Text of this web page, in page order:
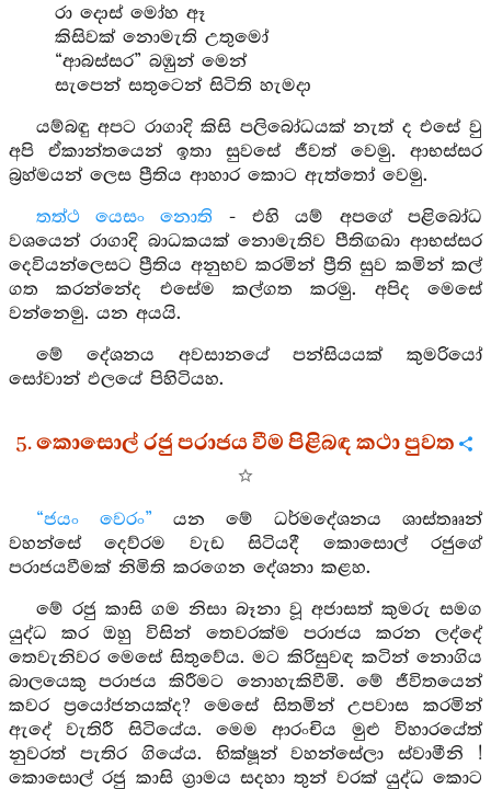
රා දොස් මෝහ ඈ
කිසිවක් නොමැති උතුමෝ
“ආබස්සර” බඹුන් මෙන්
සැපෙන් සතුටෙන් සිටිති හැමදා
යම්බඳු අපට රාගාදි කිසි පලිබෝධයක් නැත් ද එසේ වු
අපි ඒකාන්තයෙන් ඉතා සුවසේ ජීවත් වෙමු. ආභස්සර
බ්‍රහ්මයන් ලෙස ප්‍රීතිය ආහාර කොට ඇත්තෝ වෙමු.
තත්ථ යෙසං නොති - එහි යම් අපගේ පළිබෝධ
වශයෙන් රාගාදි බාධකයක් නොමැතිව පීතිඟඛා ආභස්සර
දෙවියන්ලෙසට ප්‍රීතිය අනුභව කරමින් ප්‍රීති සුව කමින් කල්
ගත කරන්නේද එසේම කල්ගත කරමු. අපිද මෙසේ
වන්නෙමු. යන අයයි.
මේ දේශනය අවසානයේ පන්සියයක් කුමරියෝ
සෝවාන් ඵලයේ පිහිටියහ.
5. කොසොල් රජු පරාජය වීම පිළිබඳ කථා පුවත
“ජයං වෙරං” යන මේ ධර්මදේශනය ශාස්තෲන්
වහන්සේ දෙව්රම වැඩ සිටියදී කොසොල් රජුගේ
පරාජයවීමක් නිමිති කරගෙන දේශනා කළහ.
මේ රජු කාසි ගම නිසා බෑනා වූ අජාසත් කුමරු සමග
යුද්ධ කර ඔහු විසින් තෙවරක්ම පරාජය කරන ලද්දේ
තෙවැනිවර මෙසේ සිතුවේය. මට කිරිසුවඳ කටින් නොගිය
බාලයෙකු පරාජය කිරීමට නොහැකිවීමි. මේ ජීවිතයෙන්
කවර ප්‍රයෝජනයක්ද? මෙසේ සිතමින් උපවාස කරමින්
ඇදේ වැතිරී සිටියේය. මෙම ආරංචිය මුළු විහාරයේත්
නුවරත් පැතිර ගියේය. භික්ෂූන් වහන්සේලා ස්වාමීනි !
කොසොල් රජු කාසි ග්‍රාමය සදහා තුන් වරක් යුද්ධ කොට